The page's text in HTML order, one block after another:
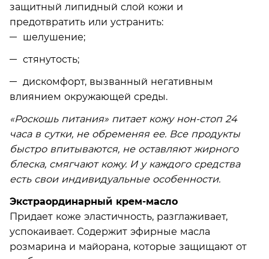
защитный липидный слой кожи и
предотвратить или устранить:
шелушение;
стянутость;
дискомфорт, вызванный негативным
влиянием окружающей среды.
«Роскошь питания» питает кожу нон-стоп 24
часа в сутки, не обременяя ее. Все продукты
быстро впитываются, не оставляют жирного
блеска, смягчают кожу. И у каждого средства
есть свои индивидуальные особенности.
Экстраординарный крем-масло
Придает коже эластичность, разглаживает,
успокаивает. Содержит эфирные масла
розмарина и майорана, которые защищают от